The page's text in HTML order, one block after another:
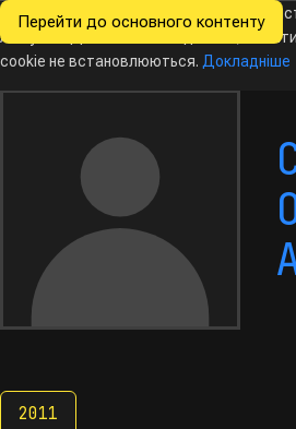
Перейти до основного контенту
Всеукраїнські
з інформатики
2011
Ми хочемо збирати знеособлену
Analytics. Доки ви не погодитесь,
cookie не встановлюються. Докладніше